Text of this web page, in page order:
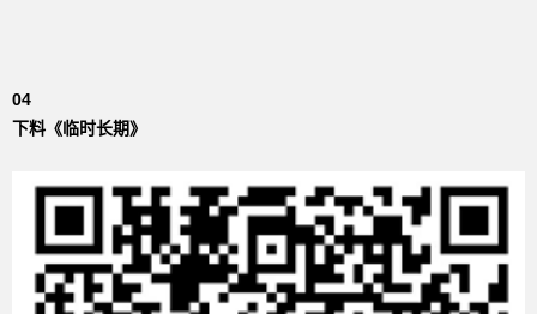
04
下料《临时长期》